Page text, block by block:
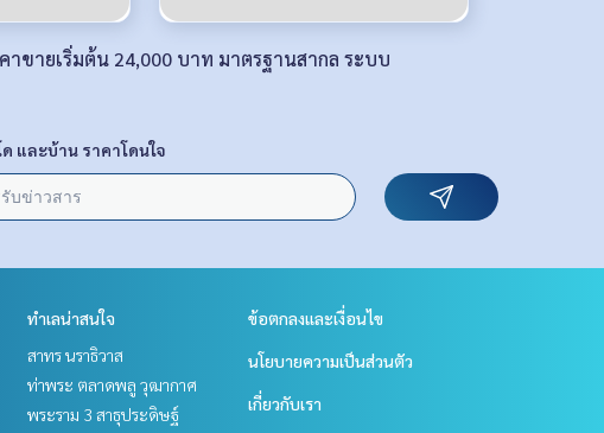
ขายเริ่มต้น 24,000 บาท มาตรฐานสากล ระบบ
และบ้าน ราคาโดนใจ
ทำเลน่าสนใจ
สาทร นราธิวาส
ท่าพระ ตลาดพลู วุฒากาศ
พระราม 3 สาธุประดิษฐ์
ข้อตกลงและเงื่อนไข
นโยบายความเป็นส่วนตัว
เกี่ยวกับเรา